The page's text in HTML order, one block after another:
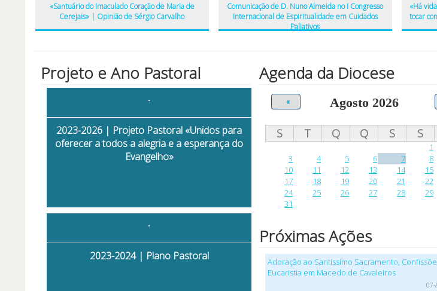
«Santuário do Imaculado Coração de Maria de
Cerejais» | Opinião de Sérgio Carvalho
Comunicação de D. Nuno Almeida no I Congresso
Internacional de Espiritualidade em Cuidados
Paliativos
«Há
tocar
Projeto e Ano Pastoral
2023-2026 | Projeto Pastoral «Unidos para
oferecer a todos a alegria e a esperança do
Evangelho»
2023-2024 | Plano Pastoral
Agenda da Diocese
Agosto 2026
«
S T Q Q S S
1
3
4 5 6 7 8
10
11 12 13 14 15
17
18 19 20 21 22
24
25 26 27 28 29
31
Próximas Ações
Adoração ao Santíssimo Sacramento,
Eucaristia em Macedo de Cavaleiros
07-